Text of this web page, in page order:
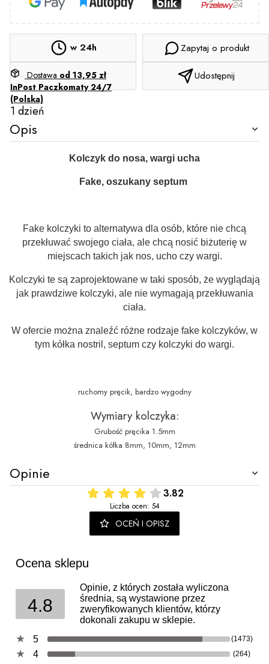
w 24h
Dostawa od 13,95 zł
InPost Paczkomaty 24/7
(Polska)
1 dzień
Zapytaj o produkt
Udostępnij
Opis
Kolczyk do nosa, wargi ucha
Fake, oszukany septum
Fake kolczyki to alternatywa dla osób, które nie chcą
przekłuwać swojego ciała, ale chcą nosić biżuterię w
miejscach takich jak nos, ucho czy wargi.
Kolczyki te są zaprojektowane w taki sposób, że wyglądają
jak prawdziwe kolczyki, ale nie wymagają przekłuwania
ciała.
W ofercie można znaleźć różne rodzaje fake kolczyków, w
tym kółka nostril, septum czy kolczyki do wargi.
ruchomy pręcik, bardzo wygodny
Wymiary kolczyka:
Grubość pręcika 1.5mm
średnica kółka 8mm, 10mm, 12mm
Opinie
3.82
Liczba ocen: 54
OCEŃ I OPISZ
Ocena sklepu
4.8
Opinie, z których została wyliczona
średnia, są wystawione przez
zweryfikowanych klientów, którzy
dokonali zakupu w sklepie.
5
(1473)
4 (264)